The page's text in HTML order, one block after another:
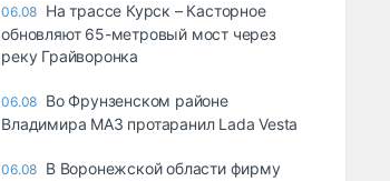
06.08 На трассе Курск – Касторное
обновляют 65-метровый мост через
реку Грайворонка
06.08 Во Фрунзенском районе
Владимира МАЗ протаранил Lada Vesta
06.08 В Воронежской области фирму